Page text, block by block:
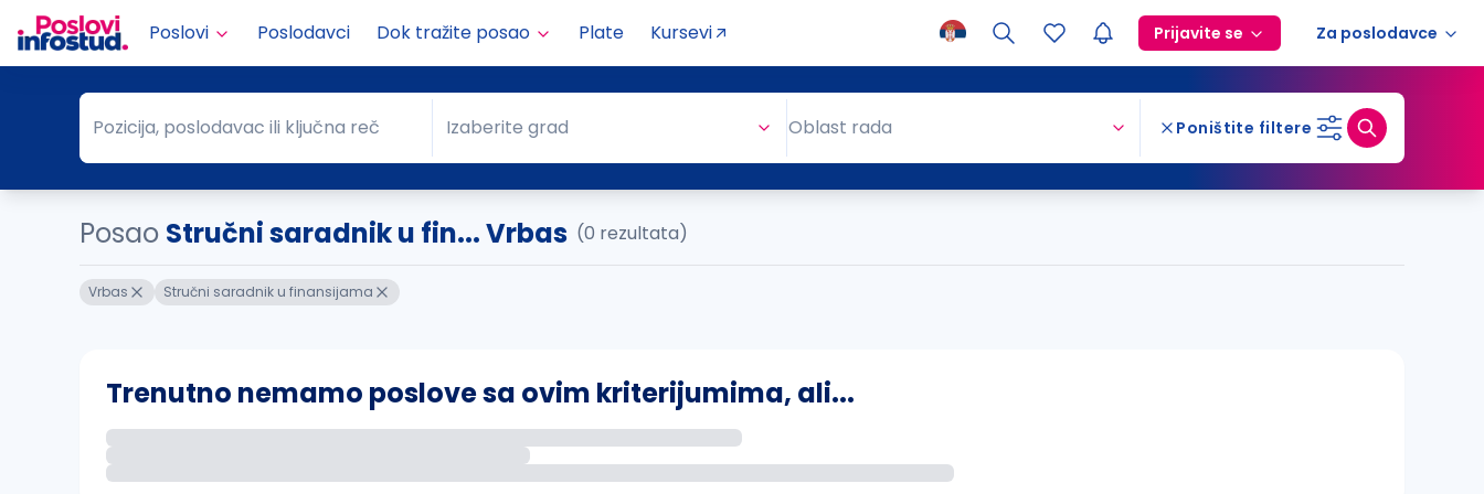
Poslovi Poslodavci Dok tražite posao Plate Kursevi Prijavite se Za poslodavce
Pozicija, poslodavac ili ključna reč
Pozicija, poslodavac ili ključna reč Grad
Izaberite grad Oblast rada Poništite filtere
Posao Stručni saradnik u fin... Vrbas (0 rezultata)
Vrbas Stručni saradnik u finansijama
Trenutno nemamo poslove sa ovim kriterijumima, ali...